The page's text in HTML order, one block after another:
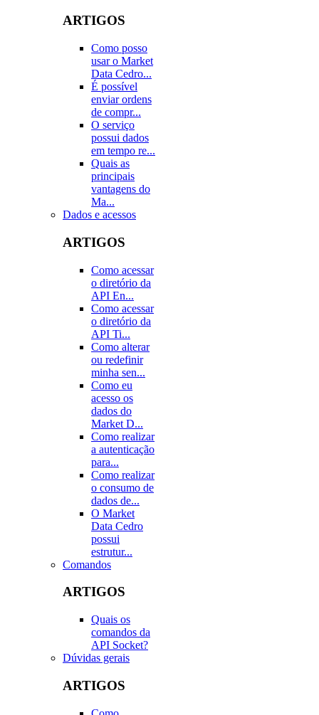
ARTIGOS
Como posso
usar o Market
Data Cedro...
É possível
enviar ordens
de compr...
O serviço
possui dados
em tempo re...
Quais as
principais
vantagens do
Ma...
Dados e acessos
ARTIGOS
Como acessar
o diretório da
API En...
Como acessar
o diretório da
API Ti...
Como alterar
ou redefinir
minha sen...
Como eu
acesso os
dados do
Market D...
Como realizar
a autenticação
para...
Como realizar
o consumo de
dados de...
O Market
Data Cedro
possui
estrutur...
Comandos
ARTIGOS
Quais os
comandos da
API Socket?
Dúvidas gerais
ARTIGOS